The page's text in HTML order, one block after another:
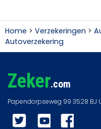
Home > Verzekeringen >
Autoverzekering
Zeker.com
Twitter YouTube